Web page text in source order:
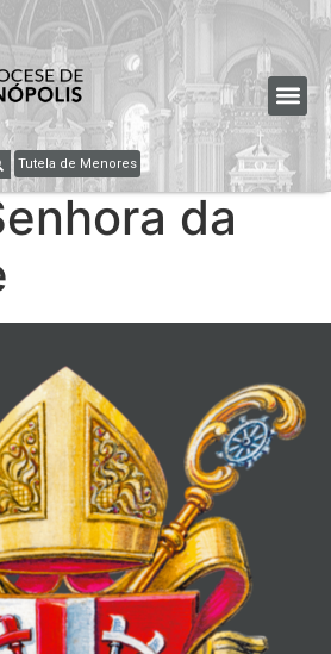
Tutela de Menores
da